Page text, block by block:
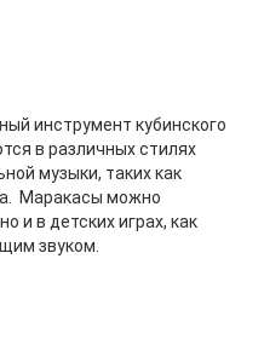
инструмент кубинского
в различных стилях
музыки, таких как
Маракасы можно
и в детских играх, как
звуком.